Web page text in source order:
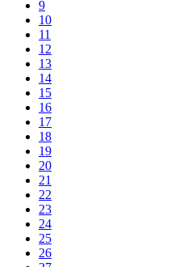
9
10
11
12
13
14
15
16
17
18
19
20
21
22
23
24
25
26